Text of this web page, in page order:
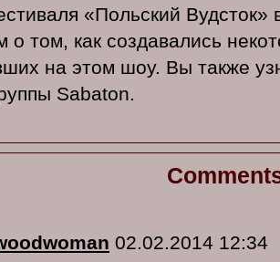
«Польский Вудсток»
о том, как создавались
на этом шоу. Вы также
Sabaton.
02.02.2014 12:34